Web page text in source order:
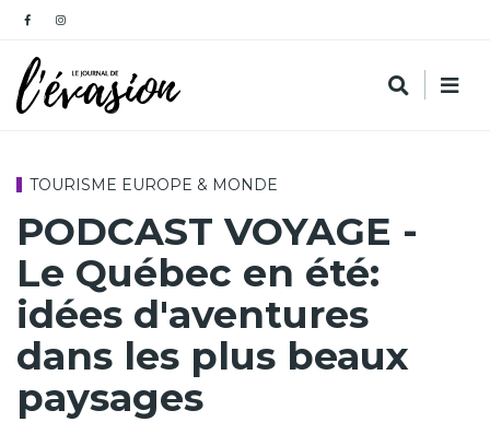
TOURISME EUROPE & MONDE
PODCAST VOYAGE -
Le Québec en été:
idées d'aventures
dans les plus beaux
paysages